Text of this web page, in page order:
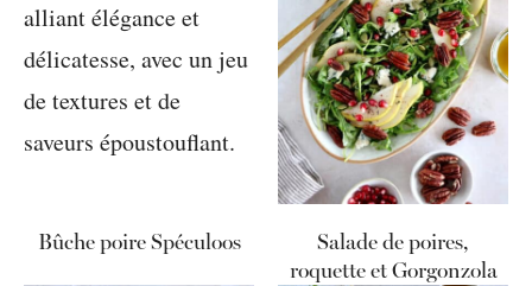
Bûche poire Spéculoos
Salade de poires,
roquette et Gorgonzola